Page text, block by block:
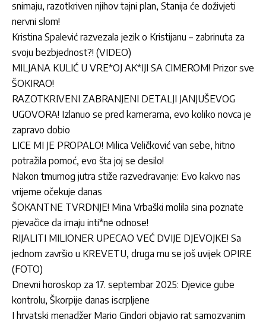
snimaju, razotkriven njihov tajni plan, Stanija će doživjeti
nervni slom!
Kristina Spalević razvezala jezik o Kristijanu – zabrinuta za
svoju bezbjednost?! (VIDEO)
MILJANA KULIĆ U VRE*OJ AK*IJI SA CIMEROM! Prizor sve
ŠOKIRAO!
RAZOTKRIVENI ZABRANJENI DETALJI JANJUŠEVOG
UGOVORA! Izlanuo se pred kamerama, evo koliko novca je
zapravo dobio
LICE MI JE PROPALO! Milica Veličković van sebe, hitno
potražila pomoć, evo šta joj se desilo!
Nakon tmurnog jutra stiže razvedravanje: Evo kakvo nas
vrijeme očekuje danas
ŠOKANTNE TVRDNJE! Mina Vrbaški molila sina poznate
pjevačice da imaju inti*ne odnose!
RIJALITI MILIONER UPECAO VEĆ DVIJE DJEVOJKE! Sa
jednom završio u KREVETU, druga mu se još uvijek OPIRE
(FOTO)
Dnevni horoskop za 17. septembar 2025: Djevice gube
kontrolu, Škorpije danas iscrpljene
I hrvatski menadžer Mario Cindori objavio rat samozvanim